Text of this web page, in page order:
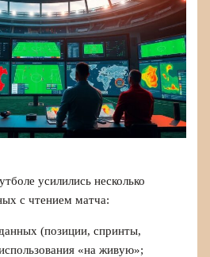
усилились несколько
с чтением матча:
(позиции, спринты,
«на живую»;